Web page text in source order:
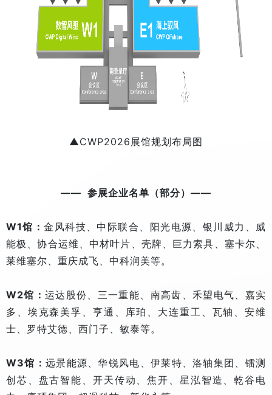
▲CWP2026展馆规划布局图
—— 参展企业名单（部分）——
W1馆：金风科技、中际联合、阳光电源、银川威力、威
能极、协合运维、中材叶片、壳牌、巨力索具、塞卡尔、
莱维塞尔、重庆成飞、中科润美等。
W2馆：运达股份、三一重能、南高齿、禾望电气、嘉实
多、埃克森美孚、亨通、库珀、大连重工、瓦轴、安维
士、罗特艾德、西门子、敏泰等。
W3馆： 远景能源、华锐风电、伊莱特、洛轴集团、镭测
创芯、盘古智能、开天传动、焦开、星泓智造、乾谷电